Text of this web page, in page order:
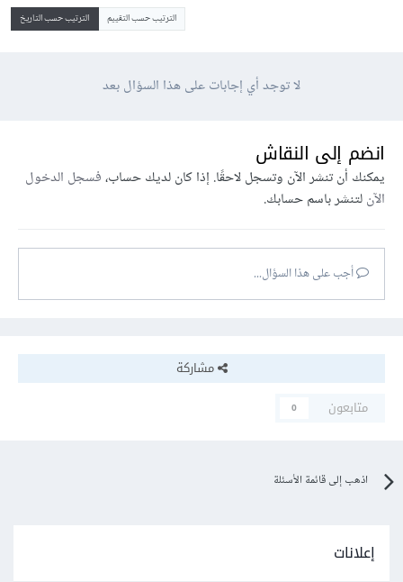
الترتيب حسب التقييم الترتيب حسب التاريخ
لا توجد أي إجابات على هذا السؤال بعد
انضم إلى النقاش
يمكنك أن تنشر الآن وتسجل لاحقًا. إذا كان لديك حساب،فسجل الدخول
الآنلتنشر باسم حسابك.
أجب على هذا السؤال...
مشاركة
متابعون
0
اذهب إلى قائمة الأسئلة
إعلانات